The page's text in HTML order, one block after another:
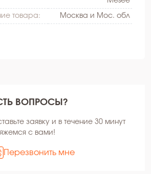
товара: Москва и Мос. обл
ВОПРОСЫ?
заявку и в течение 30 минут
с вами!
Перезвонить мне